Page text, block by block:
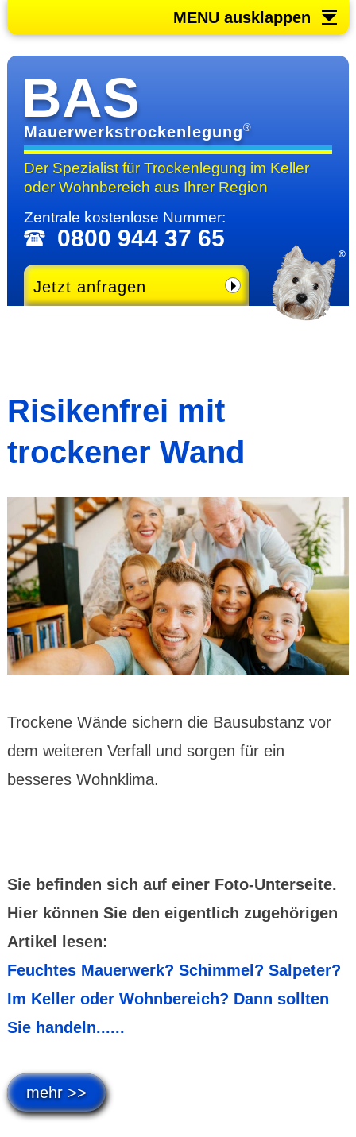
MENU ausklappen
BAS
Mauerwerkstrockenlegung®
Der Spezialist für Trocken­legung im Keller
oder Wohn­bereichaus Ihrer Region
Zentrale kosten­lose Nummer:
0800 944 37 65
Jetzt anfragen
Risikenfrei mit
trockener Wand
Trockene Wände sichern die Bausubstanz vor
dem weiteren Verfall und sorgen für ein
besseres Wohnklima.
Sie befinden sich auf einer Foto-Unterseite.
Hier können Sie den eigentlich zugehörigen
Artikel lesen:
Feuchtes Mauerwerk? Schimmel? Salpeter?
Im Keller oder Wohnbereich? Dann sollten
Sie handeln......
mehr >>